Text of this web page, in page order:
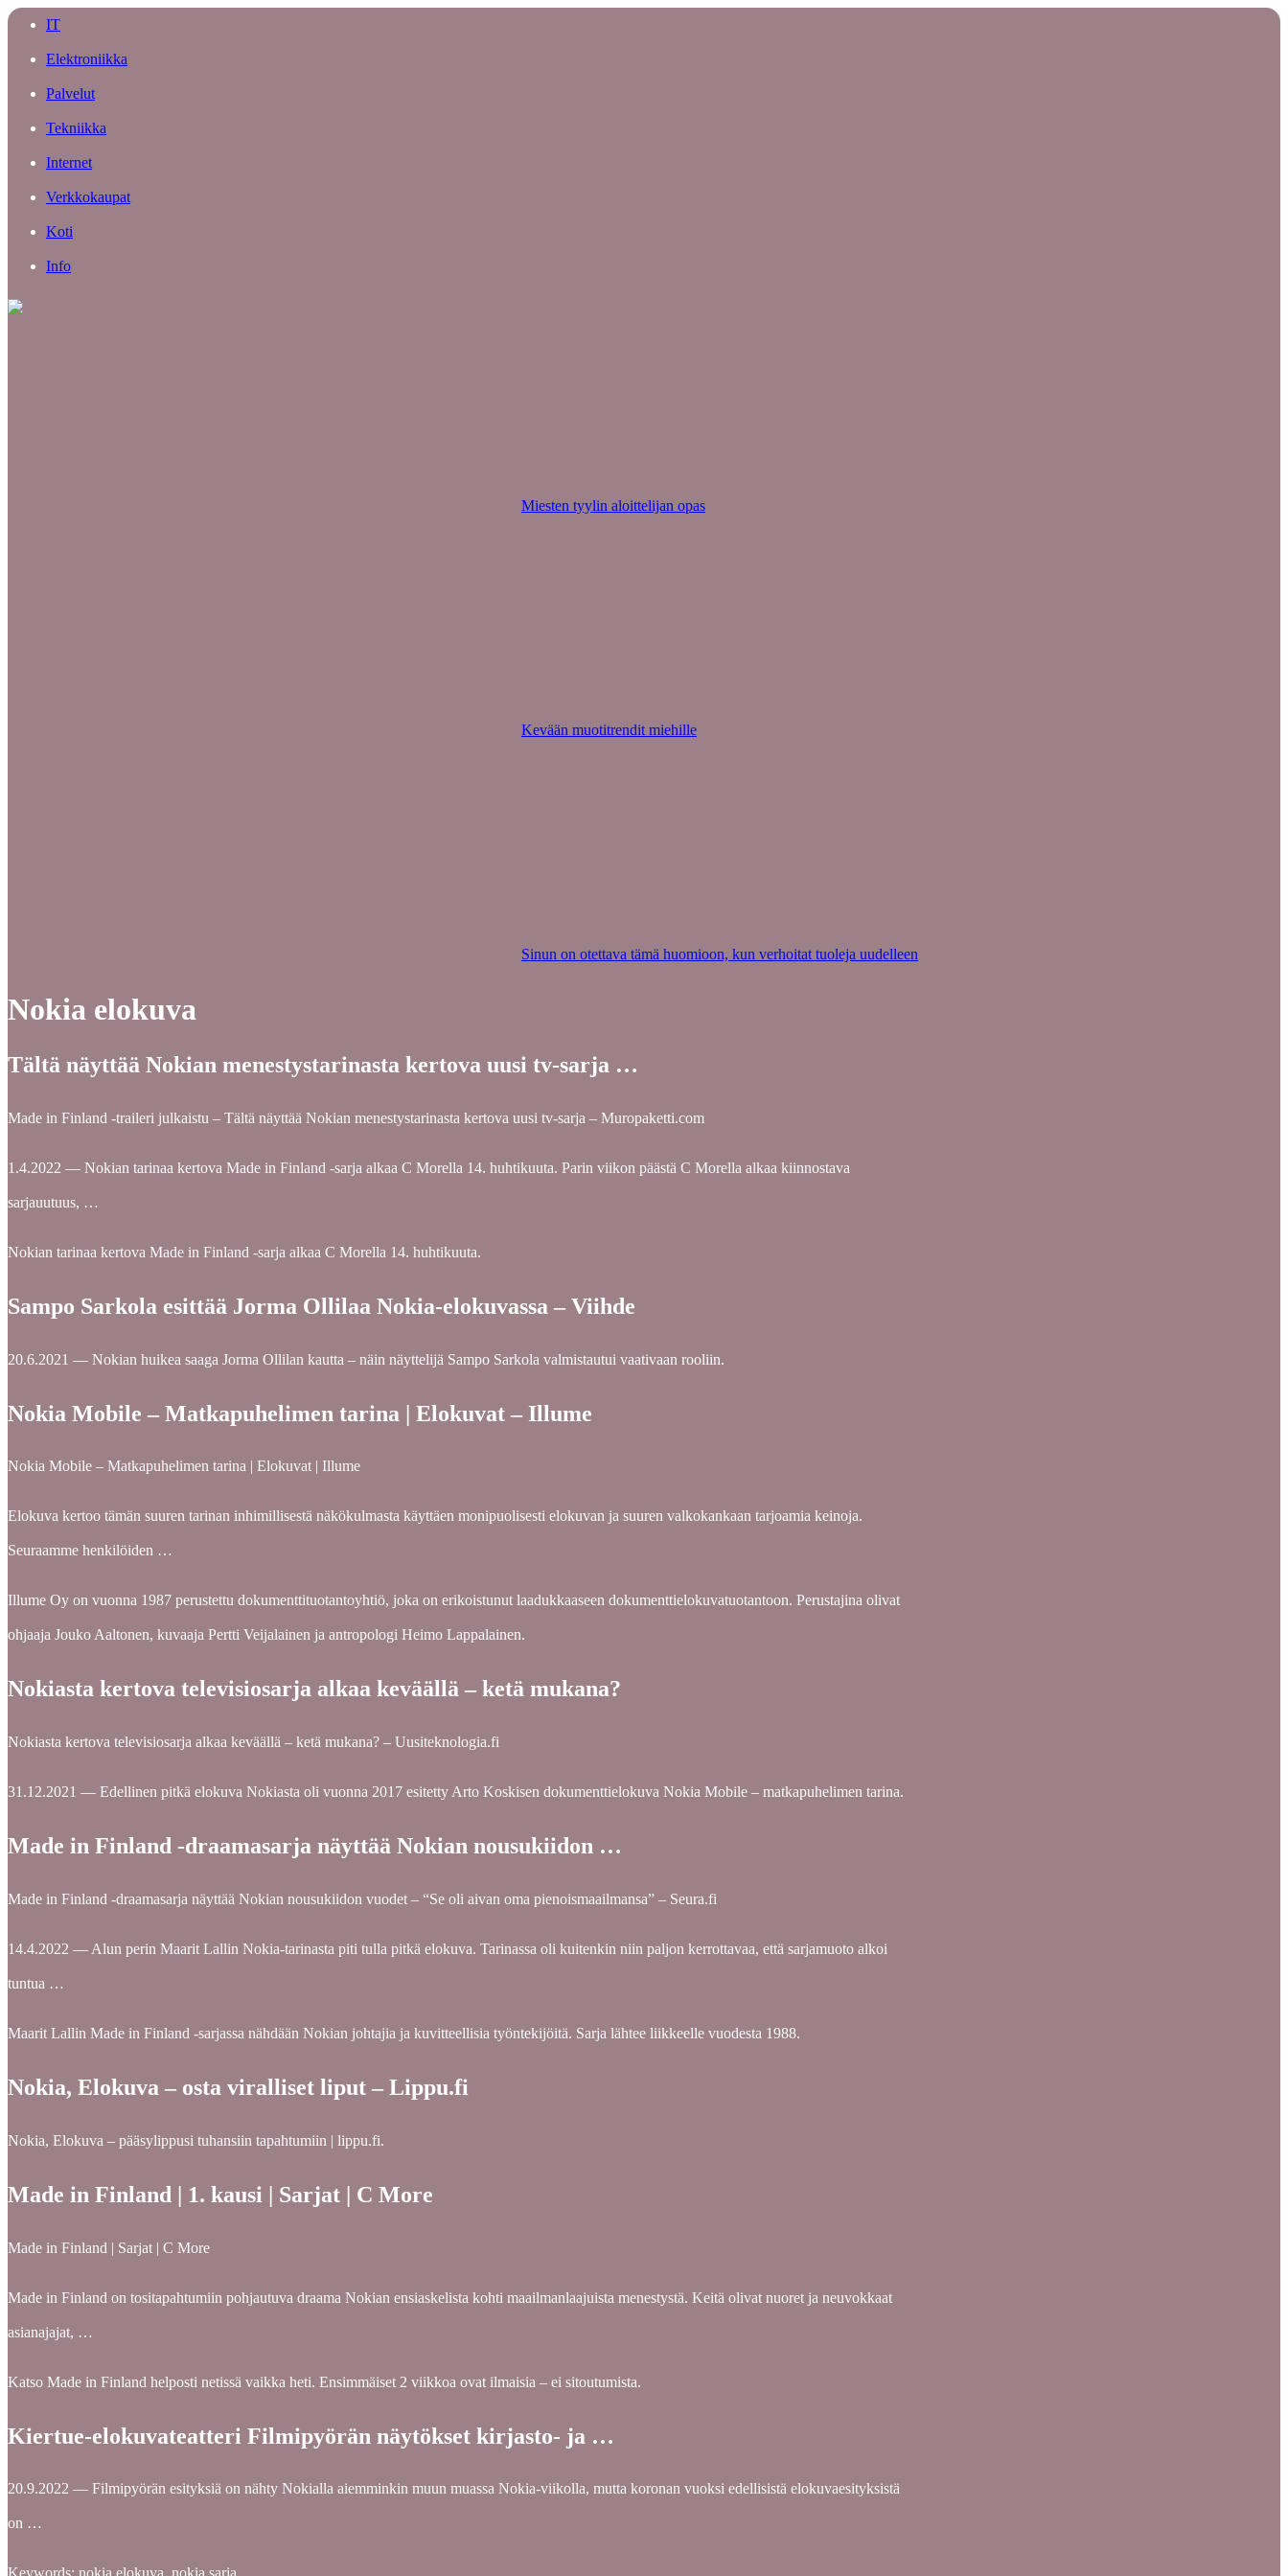
IT
Elektroniikka
Palvelut
Tekniikka
Internet
Verkkokaupat
Koti
Info
Miesten tyylin aloittelijan opas
Kevään muotitrendit miehille
Sinun on otettava tämä huomioon, kun verhoitat tuoleja uudelleen
Nokia elokuva
Tältä näyttää Nokian menestystarinasta kertova uusi tv-sarja …
Made in Finland -traileri julkaistu – Tältä näyttää Nokian menestystarinasta kertova uusi tv-sarja – Muropaketti.com
1.4.2022 — Nokian tarinaa kertova Made in Finland -sarja alkaa C Morella 14. huhtikuuta. Parin viikon päästä C Morella alkaa kiinnostava
sarjauutuus, …
Nokian tarinaa kertova Made in Finland -sarja alkaa C Morella 14. huhtikuuta.
Sampo Sarkola esittää Jorma Ollilaa Nokia-elokuvassa – Viihde
20.6.2021 — Nokian huikea saaga Jorma Ollilan kautta – näin näyttelijä Sampo Sarkola valmistautui vaativaan rooliin.
Nokia Mobile – Matkapuhelimen tarina | Elokuvat – Illume
Nokia Mobile – Matkapuhelimen tarina | Elokuvat | Illume
Elokuva kertoo tämän suuren tarinan inhimillisestä näkökulmasta käyttäen monipuolisesti elokuvan ja suuren valkokankaan tarjoamia keinoja.
Seuraamme henkilöiden …
Illume Oy on vuonna 1987 perustettu dokumenttituotantoyhtiö, joka on erikoistunut laadukkaaseen dokumenttielokuvatuotantoon. Perustajina olivat
ohjaaja Jouko Aaltonen, kuvaaja Pertti Veijalainen ja antropologi Heimo Lappalainen.
Nokiasta kertova televisiosarja alkaa keväällä – ketä mukana?
Nokiasta kertova televisiosarja alkaa keväällä – ketä mukana? – Uusiteknologia.fi
31.12.2021 — Edellinen pitkä elokuva Nokiasta oli vuonna 2017 esitetty Arto Koskisen dokumenttielokuva Nokia Mobile – matkapuhelimen tarina.
Made in Finland -draamasarja näyttää Nokian nousukiidon …
Made in Finland -draamasarja näyttää Nokian nousukiidon vuodet – “Se oli aivan oma pienoismaailmansa” – Seura.fi
14.4.2022 — Alun perin Maarit Lallin Nokia-tarinasta piti tulla pitkä elokuva. Tarinassa oli kuitenkin niin paljon kerrottavaa, että sarjamuoto alkoi
tuntua …
Maarit Lallin Made in Finland -sarjassa nähdään Nokian johtajia ja kuvitteellisia työntekijöitä. Sarja lähtee liikkeelle vuodesta 1988.
Nokia, Elokuva – osta viralliset liput – Lippu.fi
Nokia, Elokuva – pääsylippusi tuhansiin tapahtumiin | lippu.fi.
Made in Finland | 1. kausi | Sarjat | C More
Made in Finland | Sarjat | C More
Made in Finland on tositapahtumiin pohjautuva draama Nokian ensiaskelista kohti maailmanlaajuista menestystä. Keitä olivat nuoret ja neuvokkaat
asianajajat, …
Katso Made in Finland helposti netissä vaikka heti. Ensimmäiset 2 viikkoa ovat ilmaisia – ei sitoutumista.
Kiertue-elokuvateatteri Filmipyörän näytökset kirjasto- ja …
20.9.2022 — Filmipyörän esityksiä on nähty Nokialla aiemminkin muun muassa Nokia-viikolla, mutta koronan vuoksi edellisistä elokuvaesityksistä
on …